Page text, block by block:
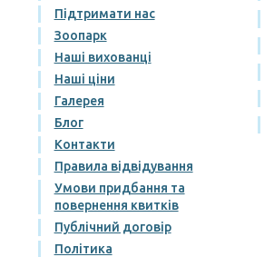
Підтримати нас
Зоопарк
Наші вихованці
Наші ціни
Галерея
Блог
Контакти
Правила відвідування
Умови придбання та
повернення квитків
Публічний договір
Політика